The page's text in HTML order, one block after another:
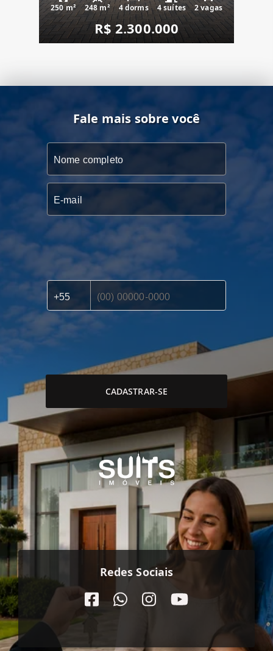
250 m² 248 m² 4 dorms 4 suítes 2 vagas
R$ 2.300.000
Fale mais sobre você
CADASTRAR-SE
Redes Sociais